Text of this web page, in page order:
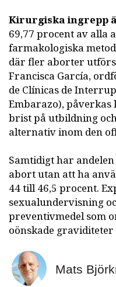
Kirurgiska ingrepp
69,77 procent av alla
farmakologiska
där fler aborter
Francisca García,
de Clínicas de
Embarazo),
brist på utbildning
alternativ inom den
Samtidigt har
abort utan att ha
44 till 46,5 procent.
sexualundervisning
preventivmedel som
oönskade
Mats